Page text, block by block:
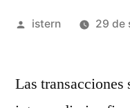
Publicado
istern 29 de
Las transacciones